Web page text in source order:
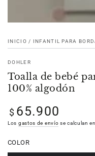
INICIO / INFANTIL PARA
DOHLER
Toalla de bebé
100% algodón
Precio
regular
$ 65.900
Los gastos de envío se calculan
COLOR